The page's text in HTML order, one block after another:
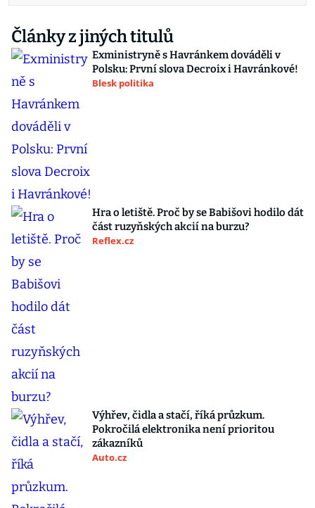
Články z jiných titulů
Exministryně s Havránkem dováděli v
Polsku: První slova Decroix i Havránkové!
Blesk politika
Hra o letiště. Proč by se Babišovi hodilo dát
část ruzyňských akcií na burzu?
Reflex.cz
Výhřev, čidla a stačí, říká průzkum.
Pokročilá elektronika není prioritou
zákazníků
Auto.cz